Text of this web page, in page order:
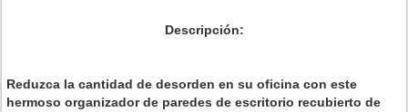
Descripción:
Reduzca la cantidad de desorden en su oficina con este
hermoso organizador de paredes de escritorio recubierto de